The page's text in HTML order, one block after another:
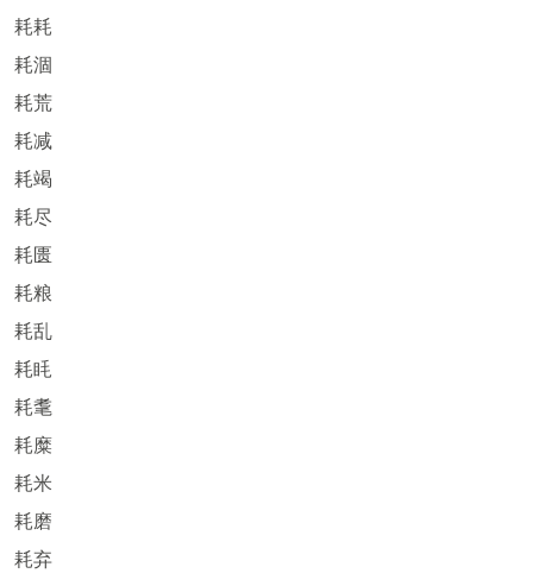
耗耗
耗涸
耗荒
耗减
耗竭
耗尽
耗匮
耗粮
耗乱
耗眊
耗耄
耗糜
耗米
耗磨
耗弃